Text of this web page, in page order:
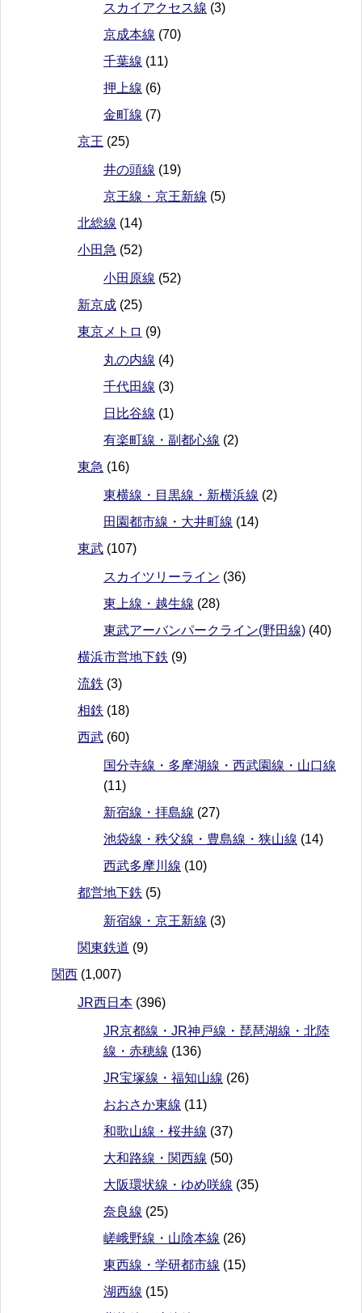
スカイアクセス線 (3)
京成本線 (70)
千葉線 (11)
押上線 (6)
金町線 (7)
京王 (25)
井の頭線 (19)
京王線・京王新線 (5)
北総線 (14)
小田急 (52)
小田原線 (52)
新京成 (25)
東京メトロ (9)
丸の内線 (4)
千代田線 (3)
日比谷線 (1)
有楽町線・副都心線 (2)
東急 (16)
東横線・目黒線・新横浜線 (2)
田園都市線・大井町線 (14)
東武 (107)
スカイツリーライン (36)
東上線・越生線 (28)
東武アーバンパークライン(野田線) (40)
横浜市営地下鉄 (9)
流鉄 (3)
相鉄 (18)
西武 (60)
国分寺線・多摩湖線・西武園線・山口線
(11)
新宿線・拝島線 (27)
池袋線・秩父線・豊島線・狭山線 (14)
西武多摩川線 (10)
都営地下鉄 (5)
新宿線・京王新線 (3)
関東鉄道 (9)
関西 (1,007)
JR西日本 (396)
JR京都線・JR神戸線・琵琶湖線・北陸
線・赤穂線 (136)
JR宝塚線・福知山線 (26)
おおさか東線 (11)
和歌山線・桜井線 (37)
大和路線・関西線 (50)
大阪環状線・ゆめ咲線 (35)
奈良線 (25)
嵯峨野線・山陰本線 (26)
東西線・学研都市線 (15)
湖西線 (15)